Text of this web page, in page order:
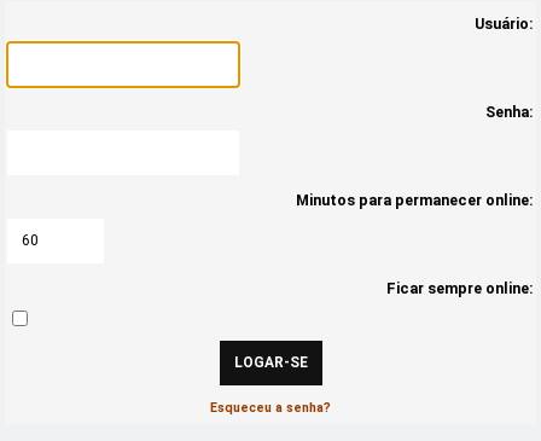
Usuário:
Senha:
Minutos para permanecer online:
Ficar sempre online:
Esqueceu a senha?